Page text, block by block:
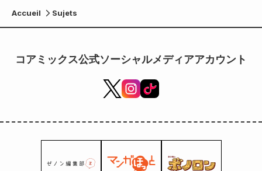
Accueil Sujets
コアミックス公式ソーシャルメディアアカウント